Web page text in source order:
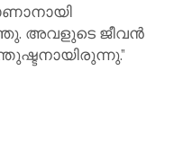
അവളുടെ ജീവൻ